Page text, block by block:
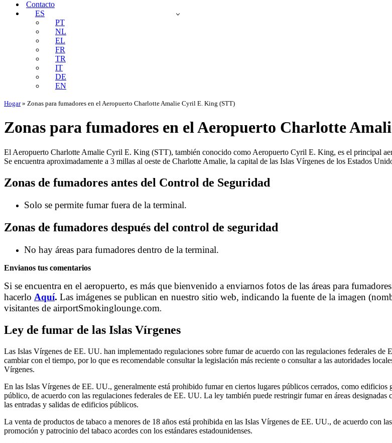
Contacto
ES
PT
NL
EL
FR
TR
IT
DE
EN
Hogar» Zonas para fumadores en el Aeropuerto Charlotte Amalie Cyril E. King (STT)
Zonas para fumadores en el Aeropuerto Charlotte
El Aeropuerto Charlotte Amalie Cyril E. King (STT), también conocido como Aeropuerto Cyril E. King, es el principal
Se encuentra aproximadamente a 3 millas al oeste de Charlotte Amalie, la capital de las Islas Vírgenes de los Estados
Zonas de fumadores antes del Control de Seguridad
Solo se permite fumar fuera de la terminal.
Zonas de fumadores después del control de seguridad
No hay áreas para fumadores dentro de la terminal.
Envianos tus comentarios
Si se encuentra en el aeropuerto, es más que bienvenido a enviarnos fotos de las áreas para
hacerlo Aquí. Las imágenes se publican en nuestro sitio web, indicando la fuente de la imagen
visitantes de airportSmokinglounge.com.
Ley de fumar de las Islas Vírgenes
Las Islas Vírgenes de EE. UU. han implementado regulaciones sobre fumar de acuerdo con las regulaciones federales
cambiar con el tiempo, por lo que es recomendable consultar la legislación más reciente o consultar a las autoridades
Vírgenes.
En las Islas Vírgenes de EE. UU., generalmente está prohibido fumar en ciertos lugares públicos cerrados, como
público, de acuerdo con las regulaciones federales de EE. UU. La ley también puede restringir fumar en áreas
las entradas y salidas de edificios públicos.
La venta de productos de tabaco a menores de 18 años está prohibida en las Islas Vírgenes de EE. UU., de acuerdo con
promoción y patrocinio del tabaco acordes con los estándares estadounidenses.